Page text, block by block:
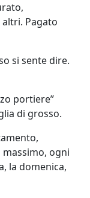
Pagato
si sente dire.
portiere”
di grosso.
massimo, ogni
la domenica,